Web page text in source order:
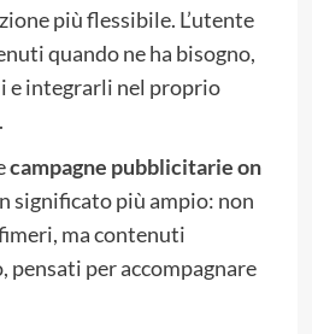
più flessibile. L’utente
quando ne ha bisogno,
e integrarli nel proprio
campagne pubblicitarie on
significato più ampio: non
ma contenuti
per accompagnare